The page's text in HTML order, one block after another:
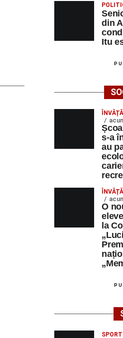
din
Itu
s-a
au
O
la
SPORT